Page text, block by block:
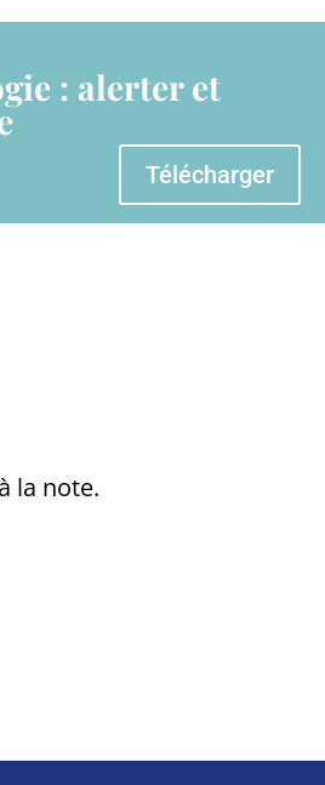
: alerter et
Télécharger
la note.